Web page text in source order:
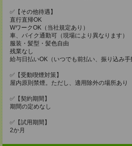
✅【その他待遇】
直行直帰OK
WワークOK（当社規定あり）
車、バイク通勤可（現場により異なります）
服装・髪型・髪色自由
残業なし
給与日払いOK（いつでも前払い、振り込み手
✅【受動喫煙対策】
屋内原則禁煙。ただし、適用除外の場所あり
✅【契約期間】
期間の定めなし
✅【試用期間】
2か月